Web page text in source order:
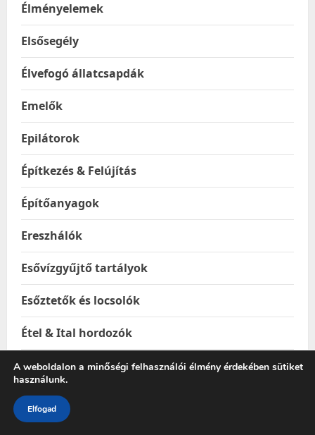
Élményelemek
Elsősegély
Élvefogó állatcsapdák
Emelők
Epilátorok
Építkezés & Felújítás
Építőanyagok
Ereszhálók
Esővízgyűjtő tartályok
Esőztetők és locsolók
Étel & Ital hordozók
Étel melegentartók
Étel-és italtárolók
A weboldalon a minőségi felhasználói élmény érdekében sütiket
használunk.
Elfogad